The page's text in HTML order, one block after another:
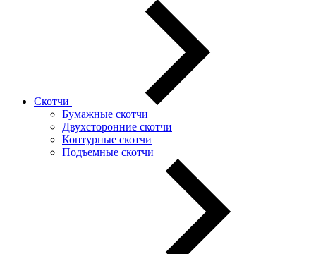
Скотчи
Бумажные скотчи
Двухсторонние скотчи
Контурные скотчи
Подъемные скотчи